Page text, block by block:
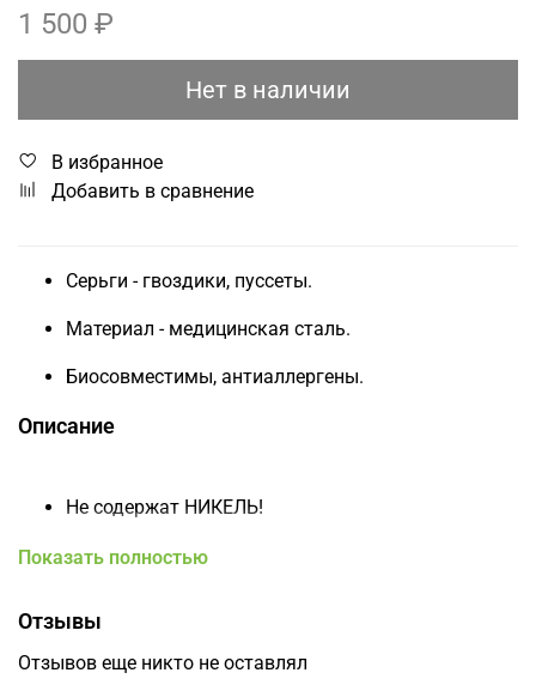
1 500 ₽
Нет в наличии
В избранное
Добавить в сравнение
Серьги - гвоздики, пуссеты.
Материал - медицинская сталь.
Биосовместимы, антиаллергены.
Описание
Не содержат НИКЕЛЬ!
Диаметр серьги 8 мм.
Показать полностью
Отзывы
Отзывов еще никто не оставлял